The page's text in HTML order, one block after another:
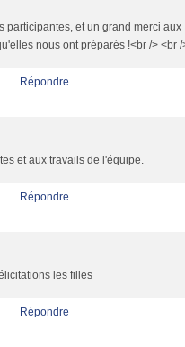
participantes, et un grand merci
nous ont préparés !<br /> <br /
Répondre
et aux travails de l'équipe.
Répondre
les filles
Répondre